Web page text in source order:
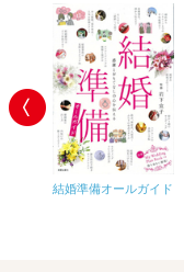
結婚準備オールガイド